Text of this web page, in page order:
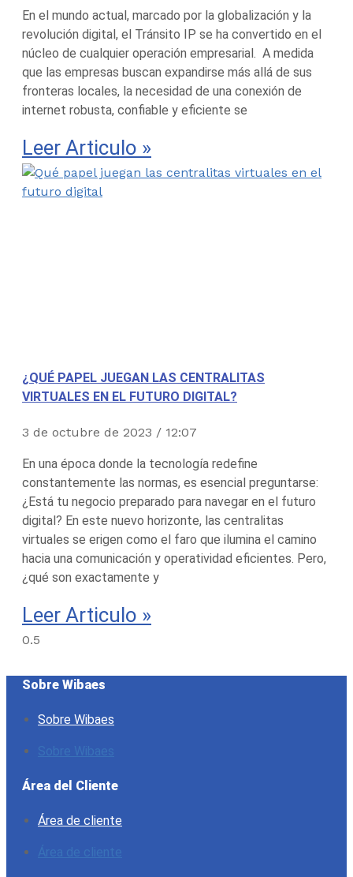
En el mundo actual, marcado por la globalización y la
revolución digital, el Tránsito IP se ha convertido en el
núcleo de cualquier operación empresarial. A medida
que las empresas buscan expandirse más allá de sus
fronteras locales, la necesidad de una conexión de
internet robusta, confiable y eficiente se
Leer Articulo »
¿QUÉ PAPEL JUEGAN LAS CENTRALITAS
VIRTUALES EN EL FUTURO DIGITAL?
3 de octubre de 2023 12:07
En una época donde la tecnología redefine
constantemente las normas, es esencial preguntarse:
¿Está tu negocio preparado para navegar en el futuro
digital? En este nuevo horizonte, las centralitas
virtuales se erigen como el faro que ilumina el camino
hacia una comunicación y operatividad eficientes. Pero,
¿qué son exactamente y
Leer Articulo »
Sobre Wibaes
Sobre Wibaes
Sobre Wibaes
Área del Cliente
Área de cliente
Área de cliente